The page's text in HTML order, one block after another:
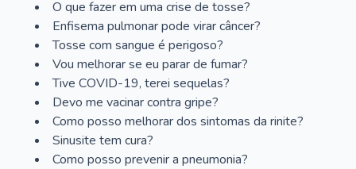
O que fazer em uma crise de tosse?
Enfisema pulmonar pode virar câncer?
Tosse com sangue é perigoso?
Vou melhorar se eu parar de fumar?
Tive COVID-19, terei sequelas?
Devo me vacinar contra gripe?
Como posso melhorar dos sintomas da rinite?
Sinusite tem cura?
Como posso prevenir a pneumonia?